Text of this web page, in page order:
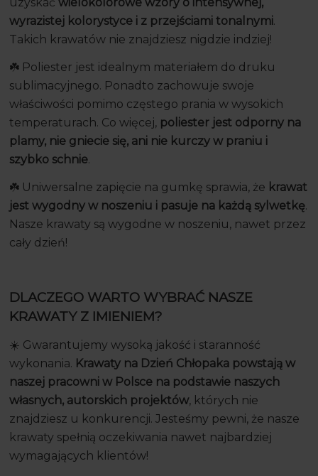
wyrazistej kolorystyce i z przejściami tonalnymi.
Takich krawatów nie znajdziesz nigdzie indziej!
☘️ Poliester jest idealnym materiałem do druku
sublimacyjnego. Ponadto zachowuje swoje
właściwości pomimo częstego prania w wysokich
temperaturach. Co więcej, poliester jest odporny na
plamy, nie gniecie się, ani nie kurczy w praniu i
szybko schnie.
☘️ Uniwersalne zapięcie na gumkę sprawia, że krawat
jest wygodny w noszeniu i pasuje na każdą sylwetkę.
Nasze krawaty są wygodne w noszeniu, nawet przez
cały dzień!
DLACZEGO WARTO WYBRAĆ NASZE
KRAWATY Z IMIENIEM?
☀️ Gwarantujemy wysoką jakość i staranność
wykonania. Krawaty na Dzień Chłopaka powstają w
naszej pracowni w Polsce na podstawie naszych
własnych, autorskich projektów, których nie
znajdziesz u konkurencji. Jesteśmy pewni, że nasze
krawaty spełnią oczekiwania nawet najbardziej
wymagających klientów!